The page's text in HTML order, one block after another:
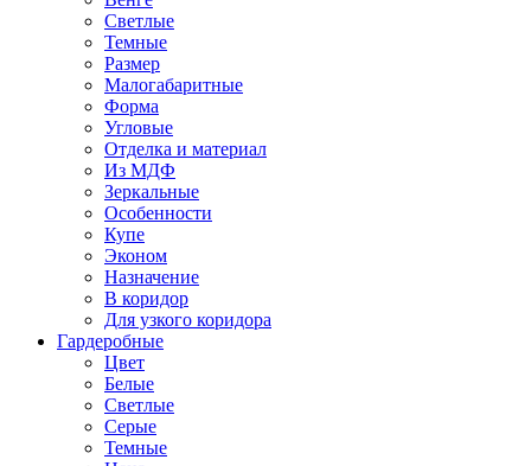
Светлые
Темные
Размер
Малогабаритные
Форма
Угловые
Отделка и материал
Из МДФ
Зеркальные
Особенности
Купе
Эконом
Назначение
В коридор
Для узкого коридора
Гардеробные
Цвет
Белые
Светлые
Серые
Темные